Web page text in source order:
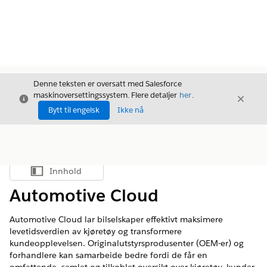
Avslutt
Denne teksten er oversatt med Salesforce
maskinoversettingssystem. Flere detaljer her.
Bytt til engelsk
Ikke nå
Avslutt
Vis innholdsfortegnelse
Innhold
Automotive Cloud
Automotive Cloud lar bilselskaper effektivt maksimere
levetidsverdien av kjøretøy og transformere
kundeopplevelsen. Originalutstyrsprodusenter (OEM-er) og
forhandlere kan samarbeide bedre fordi de får en